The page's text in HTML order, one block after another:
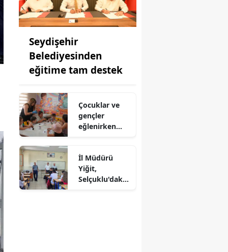
Seydişehir
Belediyesinden
eğitime tam destek
Çocuklar ve
gençler
eğlenirken
İl Müdürü
Yiğit,
Selçuklu'daki